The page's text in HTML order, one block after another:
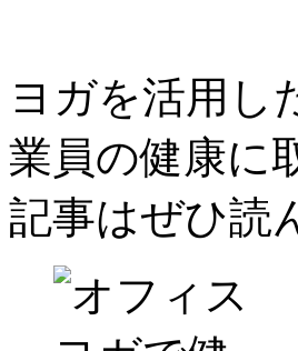
ヨガを活用し
業員の健康に
記事はぜひ読